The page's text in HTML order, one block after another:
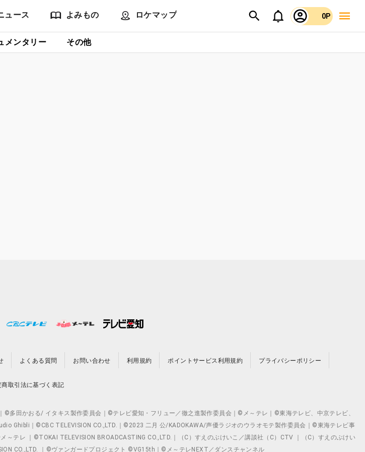
ュース よみもの ロケマップ 0P
メンタリー その他
よくある質問 お問い合わせ 利用規約 ポイントサービス利用規約 プライバシーポリシー
商取引法に基づく表記
田かおる/ イタキス製作委員会｜©テレビ愛知・フリュー／徹之進製作委員会｜©メ～テレ｜©東海テレビ、中京テレビ、
Ghibli｜©CBC TELEVISION CO.,LTD.｜©2023 二月 公/KADOKAWA/声優ラジオのウラオモテ製作委員会｜©東海テレビ事
レ ｜©TOKAI TELEVISION BROADCASTING CO.,LTD.｜（C）すえのぶけいこ／講談社（C）CTV ｜（C）すえのぶけい
CO.,LTD. ｜©ヴァンガードプロジェクト ©VG15th｜©メ～テレNEXT／ダンスチャンネル